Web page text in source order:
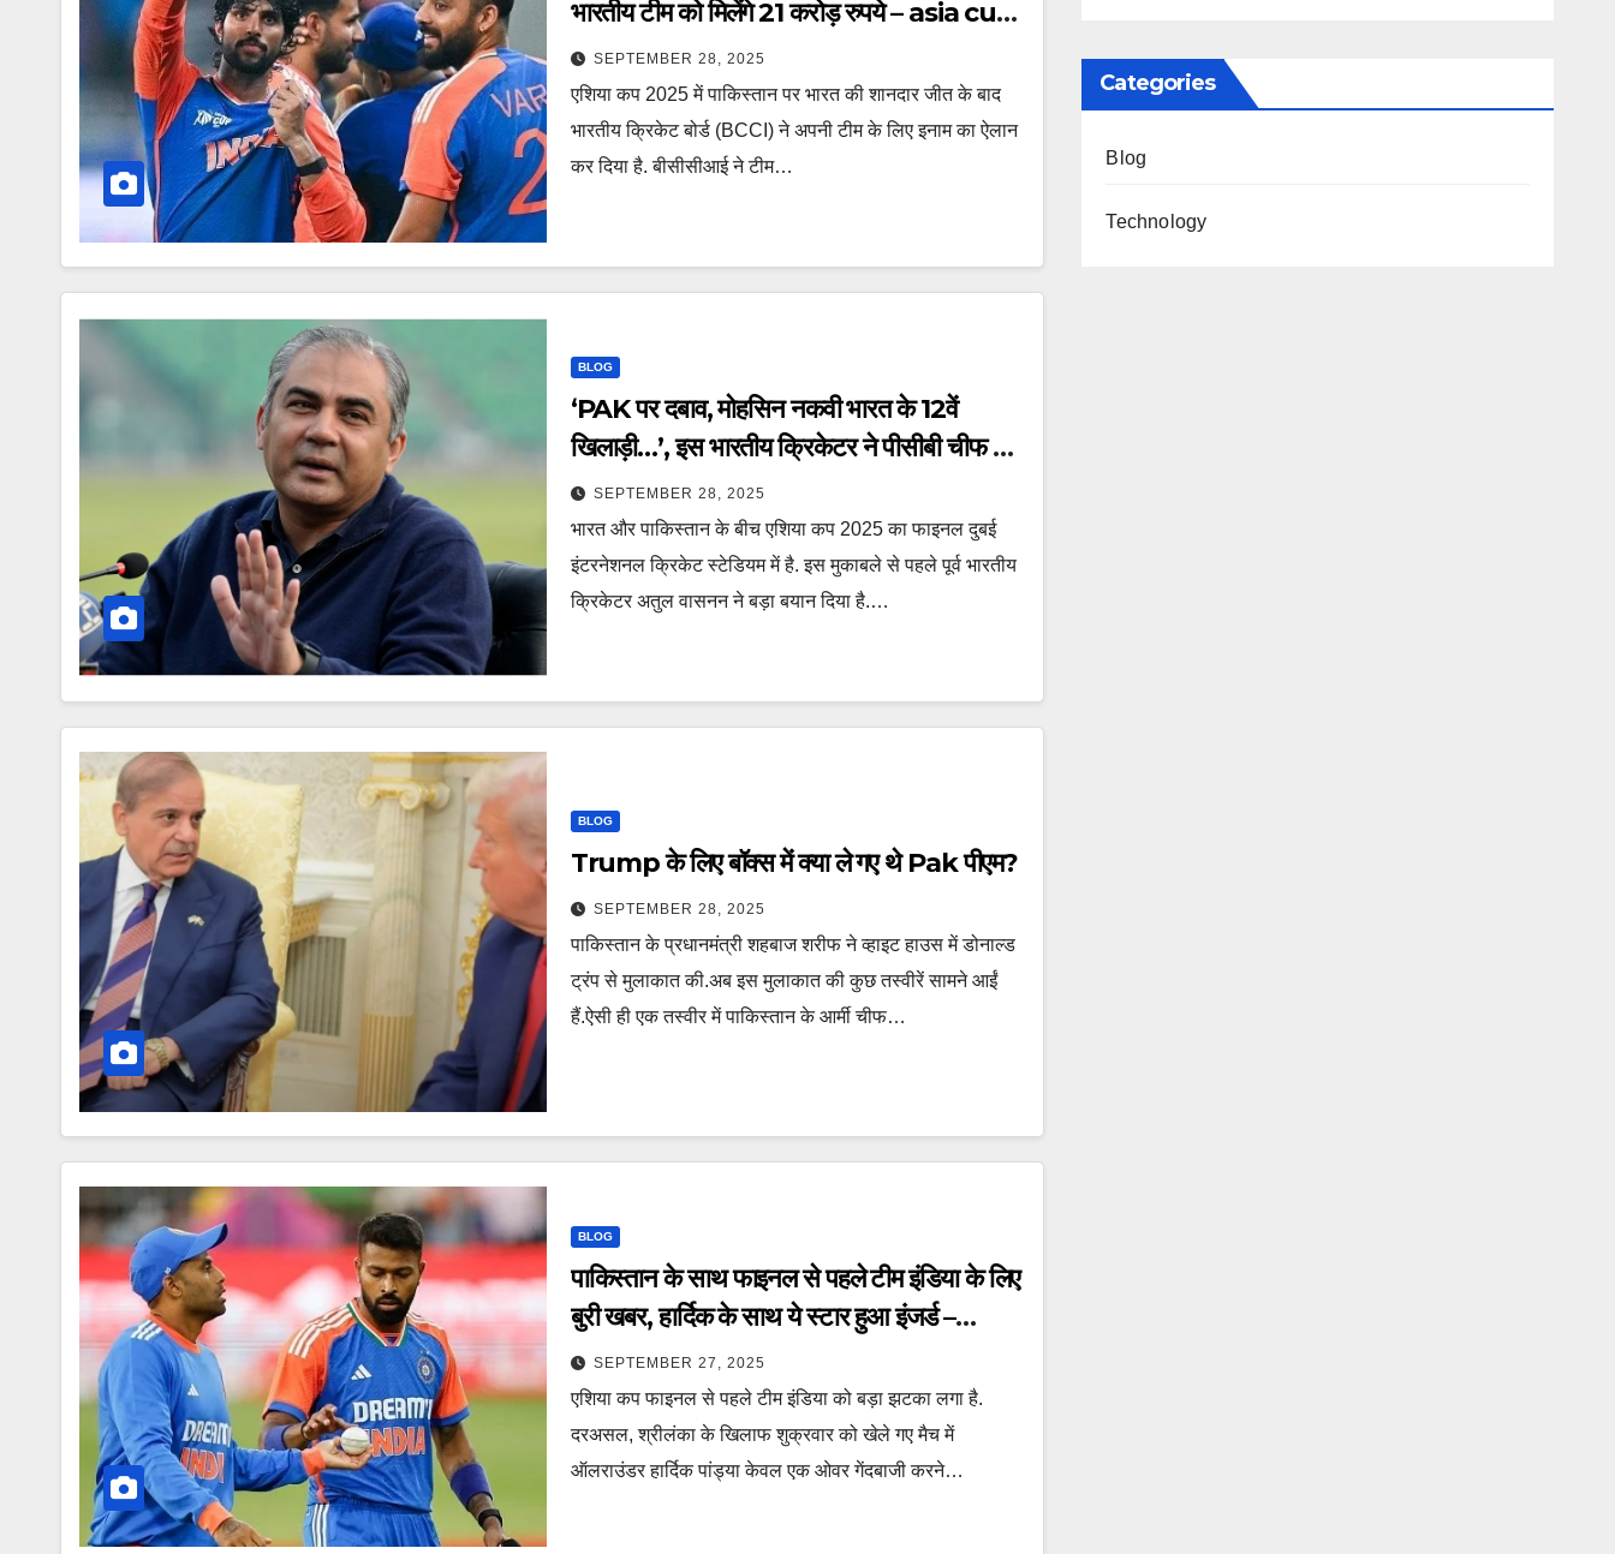
भारतीय टीम को मिलेंगे 21 करोड़ रुपये – asia cup
2025 bcci announces prize money
for team india ind vs pak final
tspoa
SEPTEMBER 28, 2025
एशिया कप 2025 में पाकिस्तान पर भारत की शानदार जीत के बाद
भारतीय क्रिकेट बोर्ड (BCCI) ने अपनी टीम के लिए इनाम का ऐलान
कर दिया है. बीसीसीआई ने टीम…
BLOG
‘PAK पर दबाव, मोहसिन नकवी भारत के 12वें
खिलाड़ी…’, इस भारतीय क्रिकेटर ने पीसीबी चीफ को
लपेटा – asia cup 2025 ind vs pak pcb
chairman mohsin naqvi
controversy tspoa
SEPTEMBER 28, 2025
भारत और पाकिस्तान के बीच एशिया कप 2025 का फाइनल दुबई
इंटरनेशनल क्रिकेट स्टेडियम में है. इस मुकाबले से पहले पूर्व भारतीय
क्रिकेटर अतुल वासनन ने बड़ा बयान दिया है.…
BLOG
Trump के लिए बॉक्स में क्या ले गए थे Pak पीएम?
SEPTEMBER 28, 2025
पाकिस्तान के प्रधानमंत्री शहबाज शरीफ ने व्हाइट हाउस में डोनाल्ड
ट्रंप से मुलाकात की.अब इस मुलाकात की कुछ तस्वीरें सामने आईं
हैं.ऐसी ही एक तस्वीर में पाकिस्तान के आर्मी चीफ…
BLOG
पाकिस्तान के साथ फाइनल से पहले टीम इंडिया के लिए
बुरी खबर, हार्दिक के साथ ये स्टार हुआ इंजर्ड –
Hardik pandya abhishek sharma
injury before ind vs pak asia cup
final ntcpas
SEPTEMBER 27, 2025
एशिया कप फाइनल से पहले टीम इंडिया को बड़ा झटका लगा है.
दरअसल, श्रीलंका के खिलाफ शुक्रवार को खेले गए मैच में
ऑलराउंडर हार्दिक पांड्या केवल एक ओवर गेंदबाजी करने…
Categories
Blog
Technology